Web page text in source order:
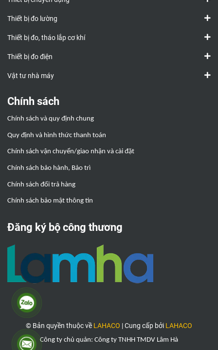
Thiết bị đo lường
Thiết bị đo, tháo lắp cơ khí
Thiết bị đo điện
Vật tư nhà máy
Chính sách
Chính sách và quy định chung
Quy định và hình thức thanh toán
Chính sách vận chuyển/giao nhận và cài đặt
Chính sách bảo hành, Bảo trì
Chính sách đổi trả hàng
Chính sách bảo mật thông tin
Đăng ký bộ công thương
© Bản quyền thuộc về LAHACO |Cung cấp bởi LAHACO
Công ty chủ quản: Công ty TNHH TMDV Lâm Hà